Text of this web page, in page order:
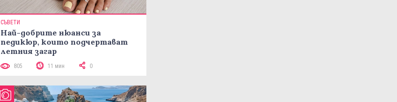
СЪВЕТИ
Най-добрите нюанси за
педикюр, които подчертават
летния загар
805 11 мин 0